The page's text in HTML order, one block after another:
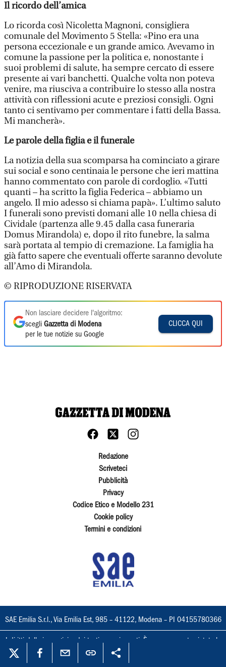
Il ricordo dell’amica
Lo ricorda così Nicoletta Magnoni, consigliera
comunale del Movimento 5 Stella: «Pino era una
persona eccezionale e un grande amico. Avevamo in
comune la passione per la politica e, nonostante i
suoi problemi di salute, ha sempre cercato di essere
presente ai vari banchetti. Qualche volta non poteva
venire, ma riusciva a contribuire lo stesso alla nostra
attività con riflessioni acute e preziosi consigli. Ogni
tanto ci sentivamo per commentare i fatti della Bassa.
Mi mancherà».
Le parole della figlia e il funerale
La notizia della sua scomparsa ha cominciato a girare
sui social e sono centinaia le persone che ieri mattina
hanno commentato con parole di cordoglio. «Tutti
quanti – ha scritto la figlia Federica – abbiamo un
angelo. Il mio adesso si chiama papà». L’ultimo saluto
I funerali sono previsti domani alle 10 nella chiesa di
Cividale (partenza alle 9.45 dalla casa funeraria
Domus Mirandola) e, dopo il rito funebre, la salma
sarà portata al tempio di cremazione. La famiglia ha
già fatto sapere che eventuali offerte saranno devolute
all’Amo di Mirandola.
© RIPRODUZIONE RISERVATA
Non lasciare decidere l'algoritmo:
scegli Gazzetta di Modena
per le tue notizie su Google
CLICCA QUI
Redazione
Scriveteci
Pubblicità
Privacy
Codice Etico e Modello 231
Cookie policy
Termini e condizioni
SAE Emilia S.r.l., Via Emilia Est, 985 – 41122, Modena – PI 04155780366
I diritti delle immagini e dei testi sono riservati. È espressamente vietata la
loro riproduzione con qualsiasi mezzo e l'adattamento totale o parziale.